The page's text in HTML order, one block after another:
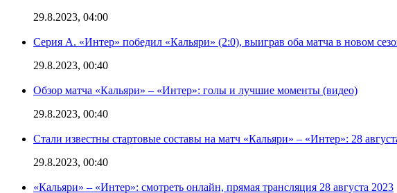
29.8.2023, 04:00
Серия А. «Интер» победил «Кальяри» (2:0), выиграв оба матча в новом
29.8.2023, 00:40
Обзор матча «Кальяри» – «Интер»: голы и лучшие моменты (видео)
29.8.2023, 00:40
Стали известны стартовые составы на матч «Кальяри» – «Интер»: 28
29.8.2023, 00:40
«Кальяри» – «Интер»: смотреть онлайн, прямая трансляция 28 августа 2023